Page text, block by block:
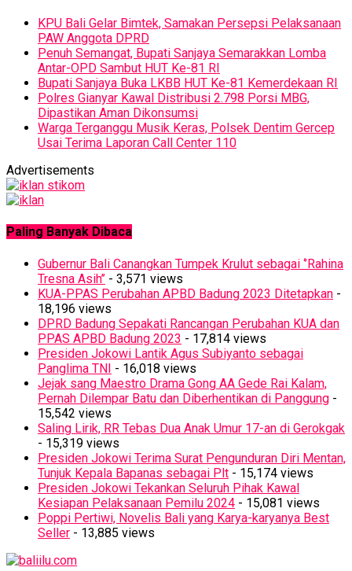
KPU Bali Gelar Bimtek, Samakan Persepsi Pelaksanaan
PAW Anggota DPRD
Penuh Semangat, Bupati Sanjaya Semarakkan Lomba
Antar-OPD Sambut HUT Ke-81 RI
Bupati Sanjaya Buka LKBB HUT Ke-81 Kemerdekaan RI
Polres Gianyar Kawal Distribusi 2.798 Porsi MBG,
Dipastikan Aman Dikonsumsi
Warga Terganggu Musik Keras, Polsek Dentim Gercep
Usai Terima Laporan Call Center 110
Advertisements
Paling Banyak Dibaca
Gubernur Bali Canangkan Tumpek Krulut sebagai ‘’Rahina
Tresna Asih’’ - 3,571 views
KUA-PPAS Perubahan APBD Badung 2023 Ditetapkan -
18,196 views
DPRD Badung Sepakati Rancangan Perubahan KUA dan
PPAS APBD Badung 2023 - 17,814 views
Presiden Jokowi Lantik Agus Subiyanto sebagai
Panglima TNI - 16,018 views
Jejak sang Maestro Drama Gong AA Gede Rai Kalam,
Pernah Dilempar Batu dan Diberhentikan di Panggung -
15,542 views
Saling Lirik, RR Tebas Dua Anak Umur 17-an di Gerokgak
- 15,319 views
Presiden Jokowi Terima Surat Pengunduran Diri Mentan,
Tunjuk Kepala Bapanas sebagai Plt - 15,174 views
Presiden Jokowi Tekankan Seluruh Pihak Kawal
Kesiapan Pelaksanaan Pemilu 2024 - 15,081 views
Poppi Pertiwi, Novelis Bali yang Karya-karyanya Best
Seller - 13,885 views